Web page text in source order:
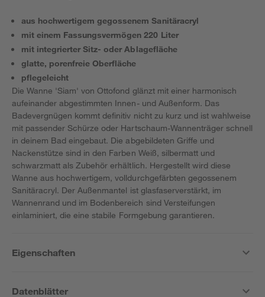
aus hochwertigem gegossenem Sanitäracryl
mit einem Fassungsvermögen 220 Liter
mit integrierter Sitz- oder Ablagefläche
glatte, porenfreie Oberfläche
pflegeleicht
Die Wanne 'Siam' von Ottofond glänzt mit einer harmonisch
aufeinander abgestimmten Innen- und Außenform. Das
Badevergnügen kommt definitiv nicht zu kurz und ist wahlweise
mit passender Schürze oder Hartschaum-Wannenträger schnell
in deinem Bad eingebaut. Die abgebildeten Griffe und
Nackenstütze sind in den Farben Weiß, silbermatt und
schwarzmatt als Zubehör erhältlich. Hergestellt wird diese
Wanne aus hochwertigem, volldurchgefärbten gegossenem
Sanitäracryl. Der Außenmantel ist glasfaserverstärkt, im
Wannenrand und im Bodenbereich sind Versteifungen
einlaminiert, die eine stabile Formgebung garantieren.
Eigenschaften
Datenblätter